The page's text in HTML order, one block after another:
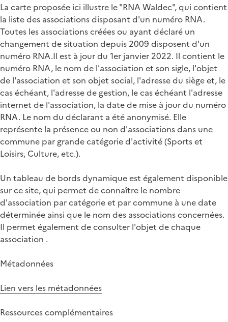
La carte proposée ici illustre le "RNA Waldec", qui contient
la liste des associations disposant d'un numéro RNA.
Toutes les associations créées ou ayant déclaré un
changement de situation depuis 2009 disposent d'un
numéro RNA.Il est à jour du 1er janvier 2022. Il contient le
numéro RNA, le nom de l'association et son sigle, l'objet
de l'association et son objet social, l'adresse du siège et, le
cas échéant, l'adresse de gestion, le cas échéant l'adresse
internet de l'association, la date de mise à jour du numéro
RNA. Le nom du déclarant a été anonymisé. Elle
représente la présence ou non d'associations dans une
commune par grande catégorie d'activité (Sports et
Loisirs, Culture, etc.).
Un tableau de bords dynamique est également disponible
sur ce site, qui permet de connaître le nombre
d'association par catégorie et par commune à une date
déterminée ainsi que le nom des associations concernées.
Il permet également de consulter l'objet de chaque
association .
Métadonnées
Lien vers les métadonnées
Ressources complémentaires